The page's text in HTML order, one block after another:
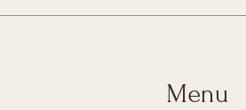
Menu